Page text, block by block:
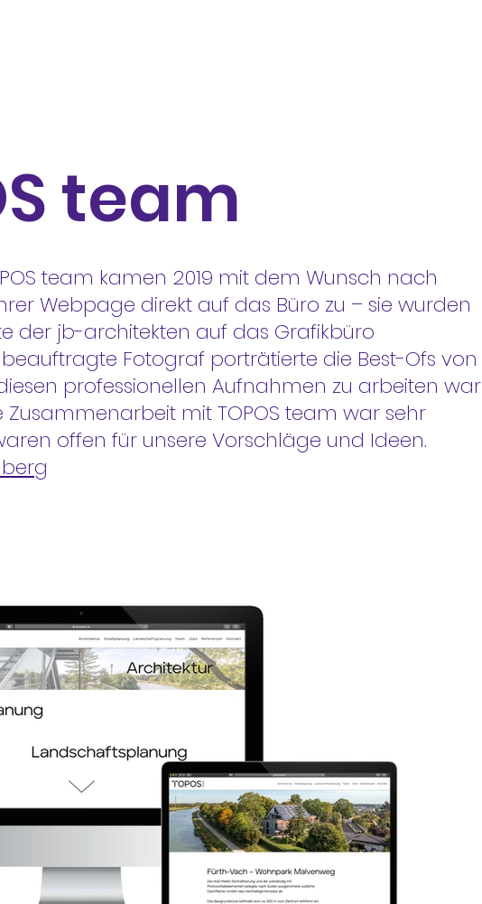
team
team kamen 2019 mit dem Wunsch nach
Webpage direkt auf das Büro zu – sie wurden
der jb-architekten auf das Grafikbüro
Fotograf porträtierte die Best-Ofs von
professionellen Aufnahmen zu arbeiten war
Zusammenarbeit mit TOPOS team war sehr
offen für unsere Vorschläge und Ideen.